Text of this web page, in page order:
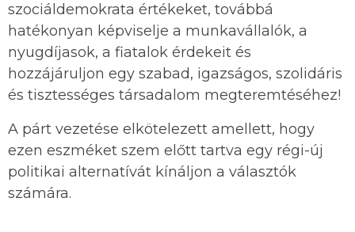
szociáldemokrata értékeket, továbbá
hatékonyan képviselje a munkavállalók, a
nyugdíjasok, a fiatalok érdekeit és
hozzájáruljon egy szabad, igazságos, szolidáris
és tisztességes társadalom megteremtéséhez!
A párt vezetése elkötelezett amellett, hogy
ezen eszméket szem előtt tartva egy régi-új
politikai alternatívát kínáljon a választók
számára.